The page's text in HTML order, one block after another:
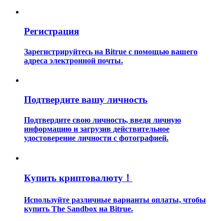
Узнайте, как оставаться прибыльным
Регистрация
Зарегистрируйтесь на Bitrue с помощью вашего
адреса электронной почты.
Подтвердите вашу личность
Подтвердите свою личность, введя личную
информацию и загрузив действительное
удостоверение личности с фотографией.
Купить криптовалюту！
Используйте различные варианты оплаты, чтобы
купить The Sandbox на Bitrue.